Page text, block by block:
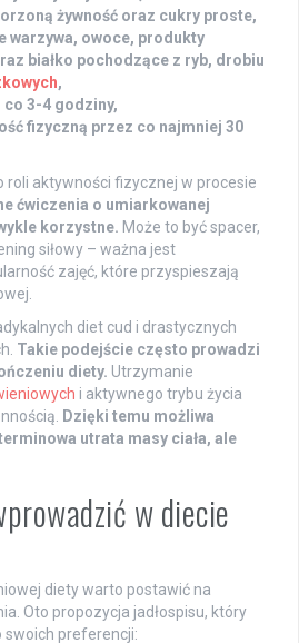
żywność oraz cukry proste,
warzywa, owoce, produkty
białko pochodzące z ryb, drobiu
,
co 3-4 godziny,
fizyczną przez co najmniej 30
roli aktywności fizycznej w procesie
ćwiczenia o umiarkowanej
korzystne. Może to być spacer,
siłowy – ważna jest
zajęć, które przyspieszają
diet cud i drastycznych
Takie podejście często prowadzi
diety. Utrzymanie
i aktywnego trybu życia
Dzięki temu możliwa
utrata masy ciała, ale
w diecie
diety warto postawić na
Oto propozycja jadłospisu, który
preferencji: